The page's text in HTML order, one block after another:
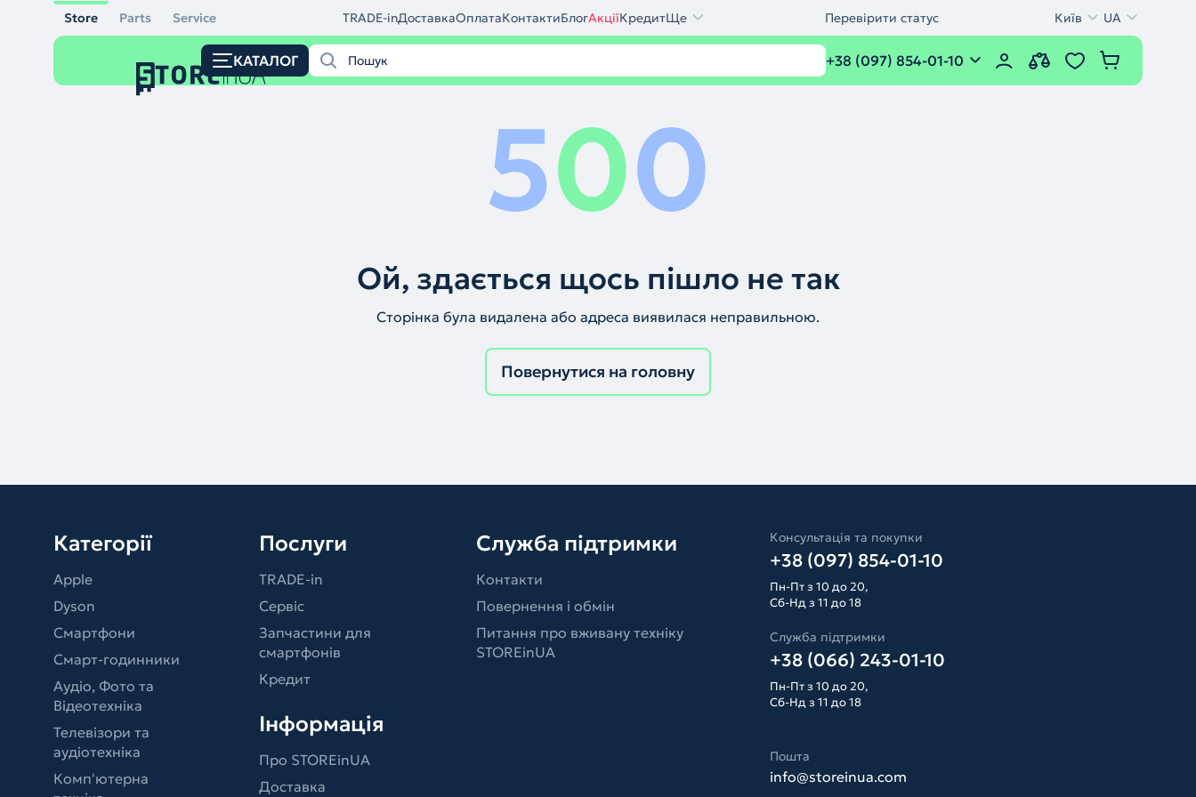
Store Parts Service TRADE-inДоставкаОплатаКонтактиБлогАкціїКредитЩе Перевірити статус Київ UA
КАТАЛОГ +38 (097) 854-01-10
500
Ой, здається щось пішло не так
Сторінка була видалена або адреса виявилася неправильною.
Повернутися на головну
Категорії
Apple
Dyson
Смартфони
Смарт-годинники
Аудіо, Фото та
Відеотехніка
Телевізори та
аудіотехніка
Комп'ютерна
Послуги
TRADE-in
Сервіс
Запчастини для
смартфонів
Кредит
Інформація
Про STOREinUA
Доставка
Служба підтримки
Контакти
Повернення і обмін
Питання про вживану техніку
STOREinUA
Консультація та покупки
+38 (097) 854-01-10
Пн-Пт з 10 до 20,
Сб-Нд з 11 до 18
Служба підтримки
+38 (066) 243-01-10
Пн-Пт з 10 до 20,
Сб-Нд з 11 до 18
Пошта
info@storeinua.com